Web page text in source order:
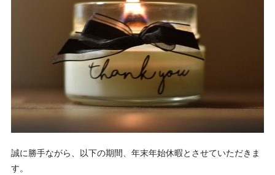
誠に勝手ながら、以下の期間、年末年始休暇とさせていただきま
す。